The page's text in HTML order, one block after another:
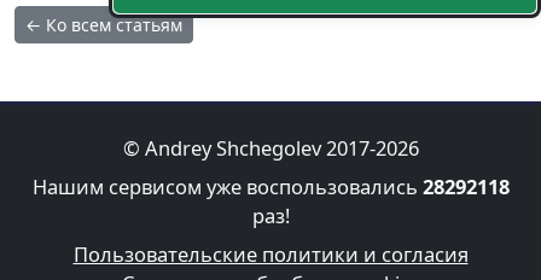
← Ко всем статьям
© Andrey Shchegolev 2017-2026
Нашим сервисом уже воспользовались 28292118
раз!
Пользовательские политики и согласия